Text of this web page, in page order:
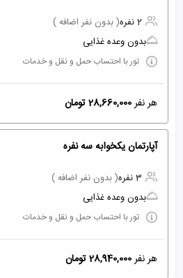
2 نفره
( بدون نفر اضافه )
بدون وعده غذایی
تور با احتساب حمل و نقل و خدمات
هر نفر28,660,000 تومان
آپارتمان یکخوابه سه نفره
3 نفره
( بدون نفر اضافه )
بدون وعده غذایی
تور با احتساب حمل و نقل و خدمات
هر نفر28,940,000 تومان